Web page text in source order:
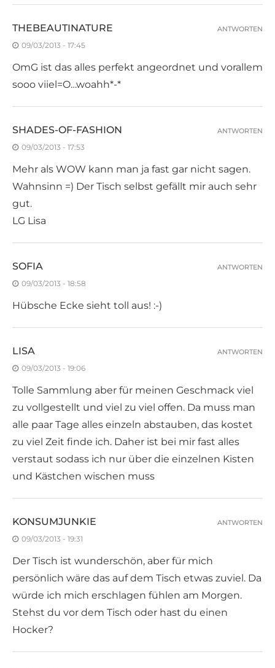
THEBEAUTINATURE
09/03/2013 - 17:45
OmG ist das alles perfekt angeordnet und vorallem
sooo viiel=O…woahh*-*
ANTWORTEN
SHADES-OF-FASHION
09/03/2013 - 17:53
Mehr als WOW kann man ja fast gar nicht sagen.
Wahnsinn =) Der Tisch selbst gefällt mir auch sehr
gut.
LG Lisa
ANTWORTEN
SOFIA
09/03/2013 - 18:58
Hübsche Ecke sieht toll aus! :-)
ANTWORTEN
LISA
09/03/2013 - 19:06
Tolle Sammlung aber für meinen Geschmack viel
zu vollgestellt und viel zu viel offen. Da muss man
alle paar Tage alles einzeln abstauben, das kostet
zu viel Zeit finde ich. Daher ist bei mir fast alles
verstaut sodass ich nur über die einzelnen Kisten
und Kästchen wischen muss
ANTWORTEN
KONSUMJUNKIE
09/03/2013 - 19:31
Der Tisch ist wunderschön, aber für mich
persönlich wäre das auf dem Tisch etwas zuviel. Da
würde ich mich erschlagen fühlen am Morgen.
Stehst du vor dem Tisch oder hast du einen
Hocker?
ANTWORTEN